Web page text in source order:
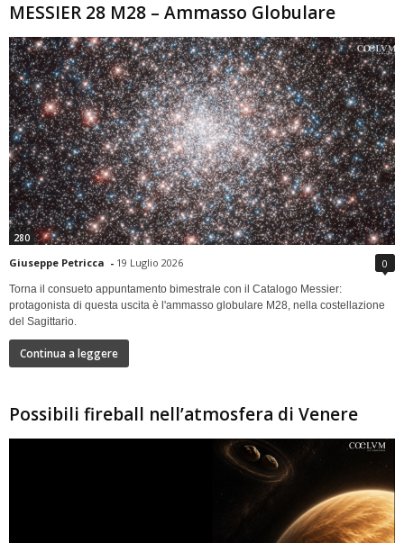
MESSIER 28 M28 – Ammasso Globulare
280
Giuseppe Petricca - 19 Luglio 2026 0
Torna il consueto appuntamento bimestrale con il Catalogo Messier:
protagonista di questa uscita è l'ammasso globulare M28, nella costellazione
del Sagittario.
Continua a leggere
Possibili fireball nell’atmosfera di Venere